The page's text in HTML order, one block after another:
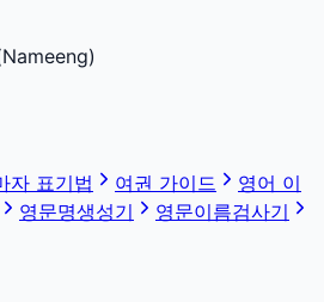
자 표기법 여권 가이드
영어 이
영문명생성기
영문이름검사기